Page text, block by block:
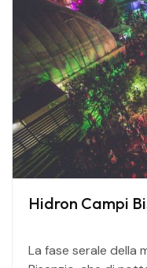
Hidron Campi
La fase serale della